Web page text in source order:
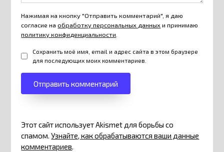
Нажимая на кнопку "Отправить комментарий", я даю
согласие наобработку персональных данныхи принимаю
политику конфиденциальности.
Сохранить моё имя, email и адрес сайта в этом браузере
для последующих моих комментариев.
Этот сайт использует Akismet для борьбы со
спамом.Узнайте, как обрабатываются ваши данные
комментариев.